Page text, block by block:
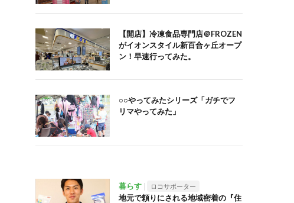
【開店】冷凍食品専門店＠FROZEN
がイオンスタイル新百合ヶ丘オープ
ン！早速行ってみた。
○○やってみたシリーズ「ガチでフ
リマやってみた」
暮らす ロコサポーター
地元で頼りにされる地域密着の『住